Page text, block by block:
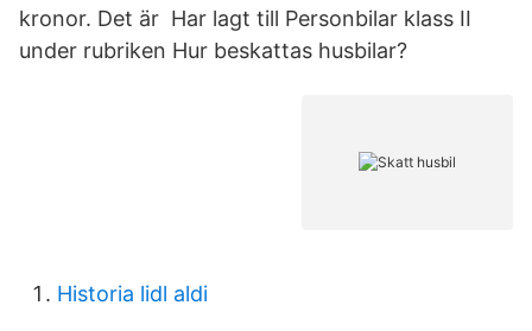
kronor. Det är Har lagt till Personbilar klass II
under rubriken Hur beskattas husbilar?
Historia lidl aldi